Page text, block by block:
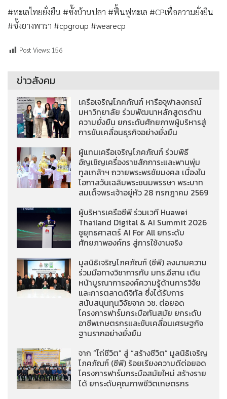
#ทะเลไทยยั่งยืน #ซั้งบ้านปลา #ฟื้นฟูทะเล #CPเพื่อความยั่งยืน
#ซั้งยางพารา #cpgroup #wearecp
Post Views: 156
ข่าวสังคม
เครือเจริญโภคภัณฑ์ หารือจุฬาลงกรณ์
มหาวิทยาลัย ร่วมพัฒนาหลักสูตรด้าน
ความยั่งยืน ยกระดับศักยภาพผู้บริหารสู่
การขับเคลื่อนธุรกิจอย่างยั่งยืน
ผู้แทนเครือเจริญโภคภัณฑ์ ร่วมพิธี
อัญเชิญเครื่องราชสักการะและพานพุ่ม
ทูลเกล้าฯ ถวายพระพรชัยมงคล เนื่องใน
โอกาสวันเฉลิมพระชนมพรรษา พระบาท
สมเด็จพระเจ้าอยู่หัว 28 กรกฎาคม 2569
ผู้บริหารเครือซีพี ร่วมเวที Huawei
Thailand Digital & AI Summit 2026
ชูยุทธศาสตร์ AI For All ยกระดับ
ศักยภาพองค์กร สู่การใช้งานจริง
มูลนิธิเจริญโภคภัณฑ์ (ซีพี) ลงนามความ
ร่วมมือทางวิชาการกับ มทร.อีสาน เดิน
หน้าบูรณาการองค์ความรู้ด้านการวิจัย
และการตลาดดิจิทัล ซึ่งได้รับการ
สนับสนุนทุนวิจัยจาก วช. ต่อยอด
โครงการฟาร์มกระบือทันสมัย ยกระดับ
อาชีพเกษตรกรและขับเคลื่อนเศรษฐกิจ
ฐานรากอย่างยั่งยืน
จาก “ไถ่ชีวิต” สู่ “สร้างชีวิต” มูลนิธิเจริญ
โภคภัณฑ์ (ซีพี) ร้อยเรียงความดีต่อยอด
โครงการฟาร์มกระบือสมัยใหม่ สร้างราย
ได้ ยกระดับคุณภาพชีวิตเกษตรกร